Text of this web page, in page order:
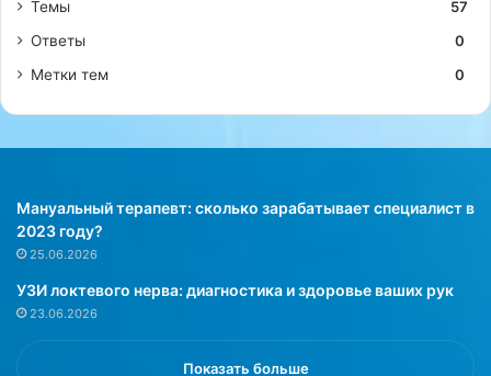
Темы
57
Ответы
0
Метки тем
0
Мануальный терапевт: сколько зарабатывает специалист в
2023 году?
25.06.2026
УЗИ локтевого нерва: диагностика и здоровье ваших рук
23.06.2026
Показать больше